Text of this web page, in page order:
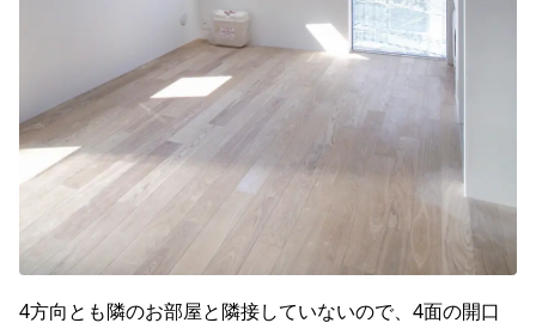
4方向とも隣のお部屋と隣接していないので、4面の開口